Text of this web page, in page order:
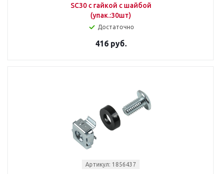
SC30 с гайкой с шайбой
(упак.:30шт)
Достаточно
416 руб.
Артикул: 1856437